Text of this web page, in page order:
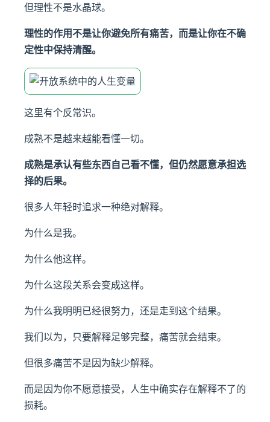
但理性不是水晶球。
理性的作用不是让你避免所有痛苦，而是让你在不确
定性中保持清醒。
这里有个反常识。
成熟不是越来越能看懂一切。
成熟是承认有些东西自己看不懂，但仍然愿意承担选
择的后果。
很多人年轻时追求一种绝对解释。
为什么是我。
为什么他这样。
为什么这段关系会变成这样。
为什么我明明已经很努力，还是走到这个结果。
我们以为，只要解释足够完整，痛苦就会结束。
但很多痛苦不是因为缺少解释。
而是因为你不愿意接受，人生中确实存在解释不了的
损耗。